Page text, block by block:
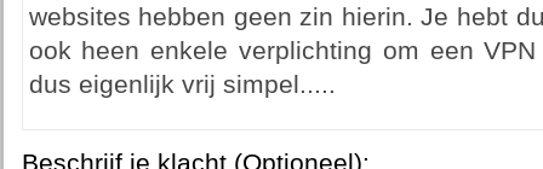
websites hebben geen zin hierin. Je hebt
ook heen enkele verplichting om een
dus eigenlijk vrij simpel.....
Beschrijf je klacht (Optioneel):